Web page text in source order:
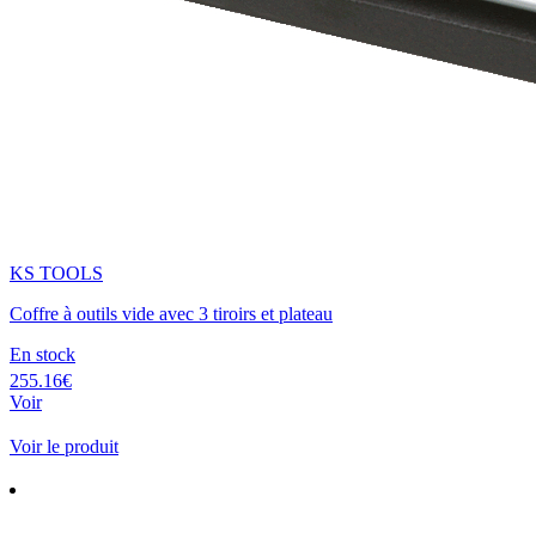
KS TOOLS
Coffre à outils vide avec 3 tiroirs et plateau
En stock
255.16€
Voir
Voir le produit